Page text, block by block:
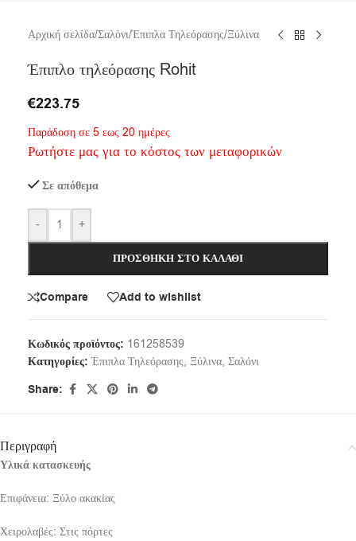
Αρχική σελίδα/Σαλόνι/Έπιπλα Τηλεόρασης/Ξύλινα
Έπιπλο τηλεόρασης Rohit
€223.75
Παράδοση σε 5 εως 20 ημέρες
Ρωτήστε μας για το κόστος των μεταφορικών
Σε απόθεμα
- +
ΠΡΟΣΘΉΚΗ ΣΤΟ ΚΑΛΆΘΙ
Compare Add to wishlist
Κωδικός προϊόντος: 161258539
Κατηγορίες: Έπιπλα Τηλεόρασης, Ξύλινα, Σαλόνι
Share:
Περιγραφή
Υλικά κατασκευής
Επιφάνεια: Ξύλο ακακίας
Χειρολαβές: Στις πόρτες